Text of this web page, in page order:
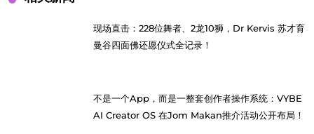
现场直击：228位舞者、2龙10狮，Dr Kervis 苏才育
曼谷四面佛还愿仪式全记录！
不是一个App，而是一整套创作者操作系统：VYBE
AI Creator OS 在Jom Makan推介活动公开布局！